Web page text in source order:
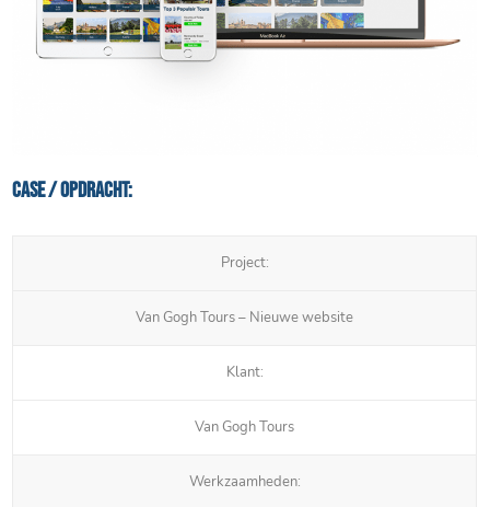
Case / Opdracht:
Project:
Van Gogh Tours – Nieuwe website
Klant:
Van Gogh Tours
Werkzaamheden: